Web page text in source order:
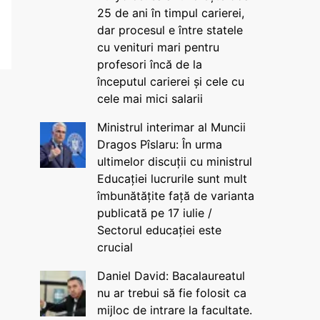
25 de ani în timpul carierei,
dar procesul e între statele
cu venituri mari pentru
profesori încă de la
începutul carierei și cele cu
cele mai mici salarii
Ministrul interimar al Muncii
Dragos Pîslaru: În urma
ultimelor discuții cu ministrul
Educației lucrurile sunt mult
îmbunătățite față de varianta
publicată pe 17 iulie /
Sectorul educației este
crucial
Daniel David: Bacalaureatul
nu ar trebui să fie folosit ca
mijloc de intrare la facultate.